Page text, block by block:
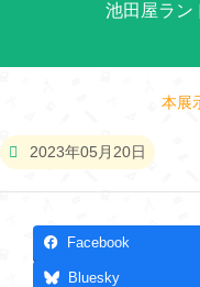
池田屋ラン
本展
2023年05月20日
Facebook
Bluesky